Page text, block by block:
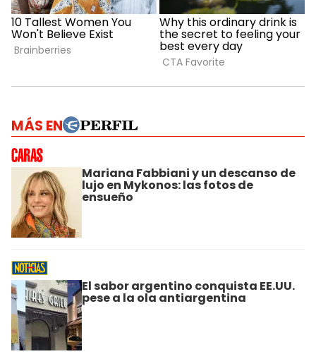
MÁS EN
Mariana Fabbiani y un descanso de
lujo en Mykonos: las fotos de
ensueño
El sabor argentino conquista EE.UU.
pese a la ola antiargentina